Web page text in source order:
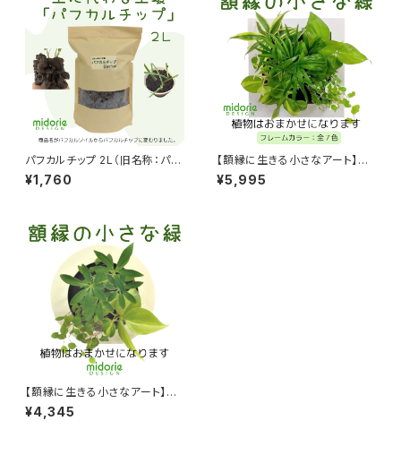
パフカルチップ 2L（旧名称：パフ
カルソイル）/植え替え 寄せ植え
¥1,760
【額縁に生きる小さなアート】ミ
ドリエ／FRAME（カラー：全７
色）植栽お任せ
¥5,995
【額縁に生きる小さなアート】ミ
ドリエ／GREEN FRAME（カラ
ー：ミルク）植栽お任せ
¥4,345